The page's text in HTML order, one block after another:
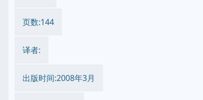
页数:144
译者:
出版时间:2008年3月